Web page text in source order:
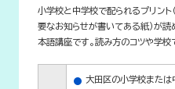
小学校と中学校で配られるプリント
要なお知らせが書いてある紙）が
本語講座です。読み方のコツや学校
大田区の小学校または